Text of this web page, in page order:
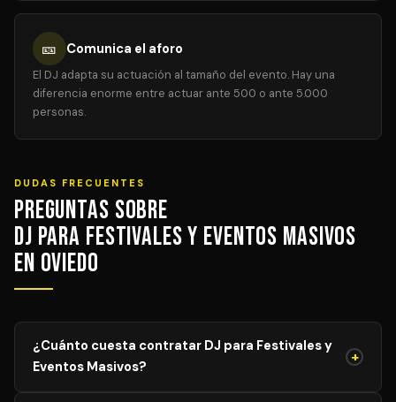
🎫 Comunica el aforo
El DJ adapta su actuación al tamaño del evento. Hay una
diferencia enorme entre actuar ante 500 o ante 5.000
personas.
DUDAS FRECUENTES
Preguntas sobre
DJ para Festivales y Eventos Masivos
en Oviedo
¿Cuánto cuesta contratar DJ para Festivales y
Eventos Masivos?
+